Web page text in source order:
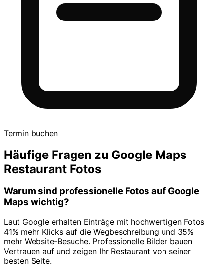
Termin buchen
Häufige Fragen zu Google Maps
Restaurant Fotos
Warum sind professionelle Fotos auf Google
Maps wichtig?
Laut Google erhalten Einträge mit hochwertigen Fotos
41% mehr Klicks auf die Wegbeschreibung und 35%
mehr Website-Besuche. Professionelle Bilder bauen
Vertrauen auf und zeigen Ihr Restaurant von seiner
besten Seite.